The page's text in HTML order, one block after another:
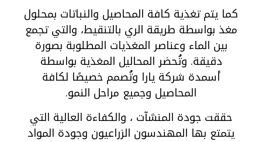
كما يتم تغذية كافة المحاصيل والنباتات بمحلول
مغذ بواسطة طريقة الري بالتنقيط، والتي تجمع
بين الماء وعناصر المغذيات المطلوبة بصورة
دقيقة. وتُحضر المحاليل المغذية بواسطة
أسمدة شركة يارا وتُصمم خصيصًا لكافة
المحاصيل وجميع مراحل النمو.
حققت جودة المنشآت ، والكفاءة العالية التي
يتمتع بها المهندسون الزراعيون وجودة المواد